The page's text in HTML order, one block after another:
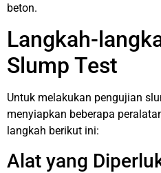
beton.
Langkah-
Slump Test
Untuk melakukan pengujian
menyiapkan beberapa
langkah berikut ini:
Alat yang